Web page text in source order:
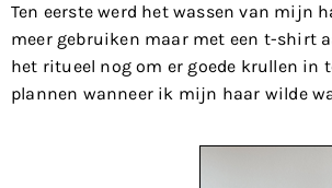
Ten eerste werd het wassen van mijn
meer gebruiken maar met een t-shirt
het ritueel nog om er goede krullen in
plannen wanneer ik mijn haar wilde